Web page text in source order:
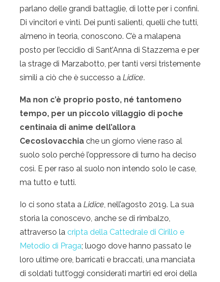
parlano delle grandi battaglie, di lotte per i confini.
Di vincitori e vinti. Dei punti salienti, quelli che tutti,
almeno in teoria, conoscono. C’è a malapena
posto per l’eccidio di Sant’Anna di Stazzema e per
la strage di Marzabotto, per tanti versi tristemente
simili a ciò che è successo a Lidice.
Ma non c’è proprio posto, né tantomeno
tempo, per un piccolo villaggio di poche
centinaia di anime dell’allora
Cecoslovacchia che un giorno viene raso al
suolo solo perché l’oppressore di turno ha deciso
così. E per raso al suolo non intendo solo le case,
ma tutto e tutti.
Io ci sono stata a Lidice, nell’agosto 2019. La sua
storia la conoscevo, anche se di rimbalzo,
attraverso la cripta della Cattedrale di Cirillo e
Metodio di Praga; luogo dove hanno passato le
loro ultime ore, barricati e braccati, una manciata
di soldati tutt’oggi considerati martiri ed eroi della